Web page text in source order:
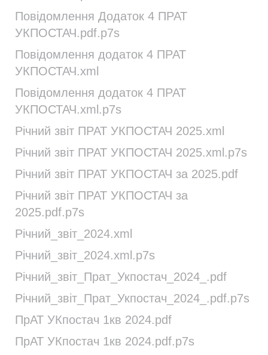
Повідомлення Додаток 4 ПРАТ
УКПОСТАЧ.pdf.p7s
Повідомлення додаток 4 ПРАТ
УКПОСТАЧ.xml
Повідомлення додаток 4 ПРАТ
УКПОСТАЧ.xml.p7s
Річний звіт ПРАТ УКПОСТАЧ 2025.xml
Річний звіт ПРАТ УКПОСТАЧ 2025.xml.p7s
Річний звіт ПРАТ УКПОСТАЧ за 2025.pdf
Річний звіт ПРАТ УКПОСТАЧ за
2025.pdf.p7s
Річний_звіт_2024.xml
Річний_звіт_2024.xml.p7s
Річний_звіт_Прат_Укпостач_2024_.pdf
Річний_звіт_Прат_Укпостач_2024_.pdf.p7s
ПрАТ УКпостач 1кв 2024.pdf
ПрАТ УКпостач 1кв 2024.pdf.p7s